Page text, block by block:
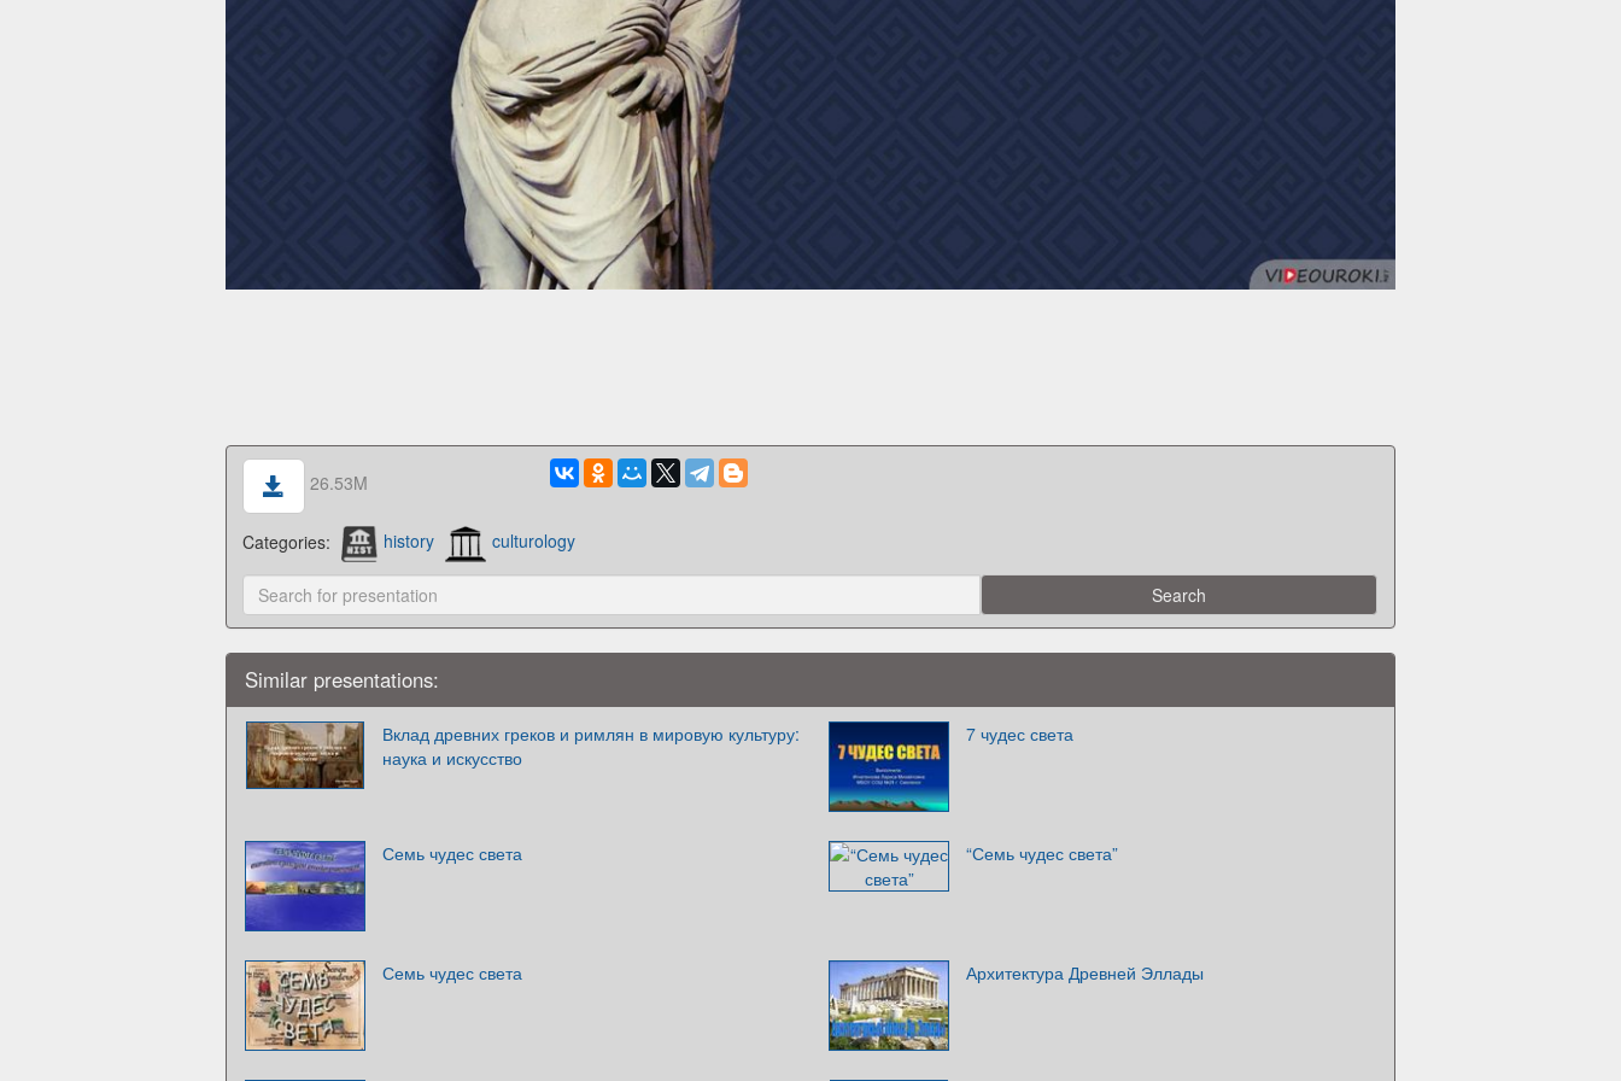
26.53M
Categories: history culturology
Similar presentations:
Вклад древних греков и римлян в мировую культуру:
наука и искусство
7 чудес света
Семь чудес света “Семь чудес света”
Семь чудес света Архитектура Древней Эллады